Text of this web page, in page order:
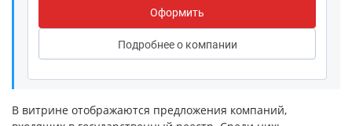
Оформить
Подробнеео компании
В витрине отображаются предложения компаний,